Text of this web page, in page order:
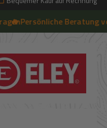
Beratung vor